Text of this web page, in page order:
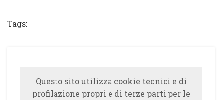
Tags:
Questo sito utilizza cookie tecnici e di
profilazione propri e di terze parti per le